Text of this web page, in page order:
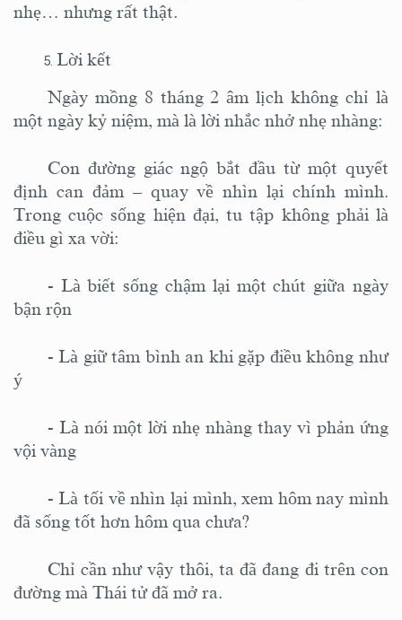
nhẹ… nhưng rất thật.
Lời kết
Ngày mồng 8 tháng 2 âm lịch không chỉ là
một ngày kỷ niệm, mà là lời nhắc nhở nhẹ nhàng:
Con đường giác ngộ bắt đầu từ một quyết
định can đảm – quay về nhìn lại chính mình.
Trong cuộc sống hiện đại, tu tập không phải là
điều gì xa vời:
- Là biết sống chậm lại một chút giữa ngày
bận rộn
-Là giữ tâm bình an khi gặp điều không như
ý
- Là nói một lời nhẹ nhàng thay vì phản ứng
vội vàng
-Là tối về nhìn lại mình, xem hôm nay mình
đã sống tốt hơn hôm qua chưa?
Chỉ cần như vậy thôi, ta đã đang đi trên con
đường mà Thái tử đã mở ra.